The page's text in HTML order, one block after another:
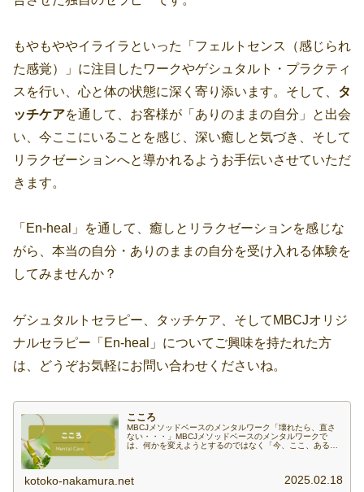
もやもややイライラといった「フェルトセンス（感じられ
た感覚）」に注目したワークやゲシュタルト・プラクティ
スを行い、心と体の状態に深く寄り添います。そして、 タ
ッチケアを通して、お客様が「ありのままの自分」と出会
い、今ここにいることを感じ、深い癒しと気づき、そして
リラクゼーションへと導かれるようお手伝いさせていただ
きます。
「En-heal」を通して、癒しとリラクゼーションを感じな
がら、本当の自分・ありのままの自分を受け入れる体験を
してみませんか？
ゲシュタルトセラピー、タッチケア、そしてMBCJオリジ
ナルセラピー「En-heal」についてご興味を持たれた方
は、どうぞお気軽にお問い合わせくださいね。
こころ
MBCJメソッドベースのメンタルワーク「壊れたら、直さ
ない・・・」MBCJメソッドベースのメンタルワークで
は、何かを変えようとするのではなく「今、ここ、あるが
kotoko-nakamura.net 2025.02.18